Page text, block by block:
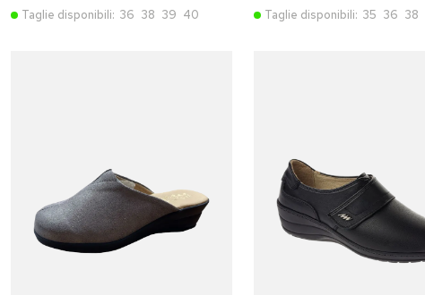
Taglie disponibili: 36 38 39 40 Taglie disponibili: 35 36 38